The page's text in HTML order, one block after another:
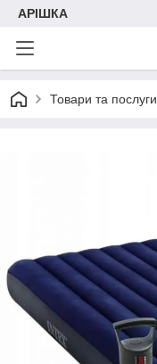
АРІШКА
Товари та послуги